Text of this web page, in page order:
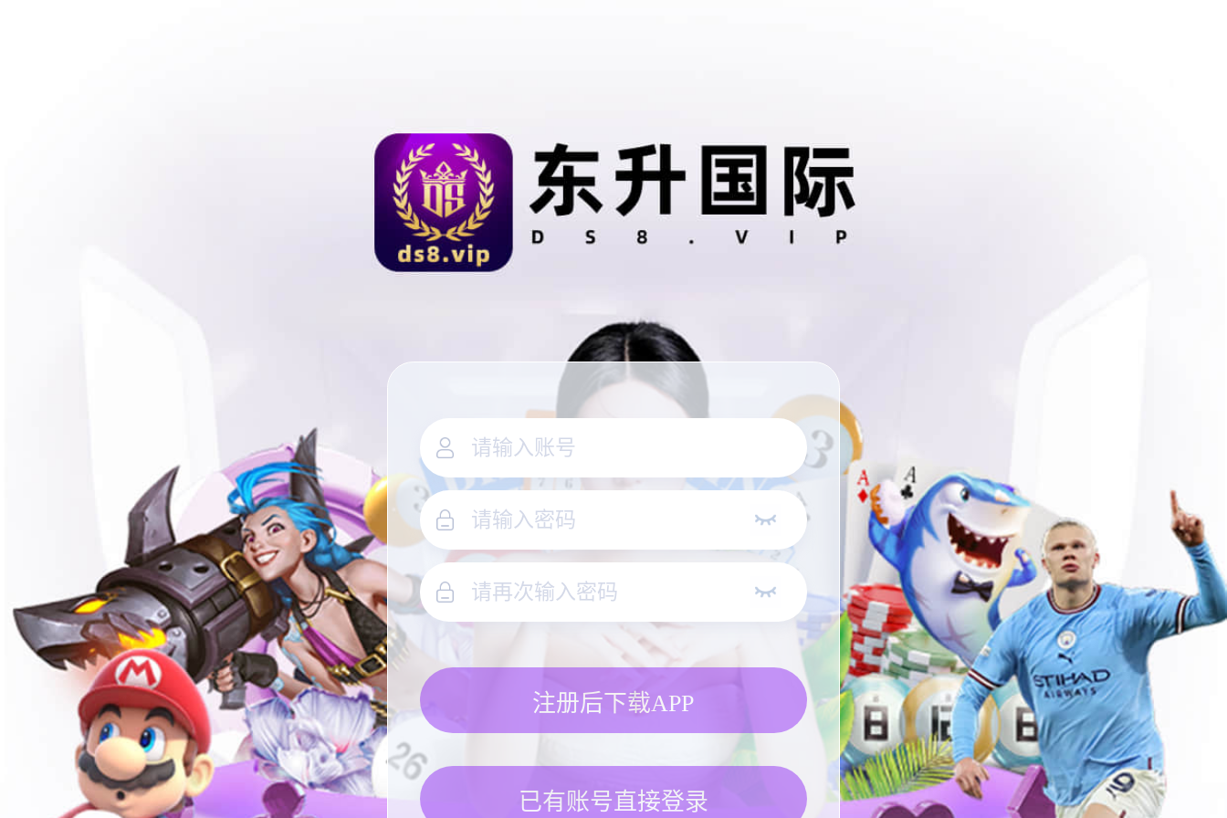
注册后下载APP
已有账号直接登录